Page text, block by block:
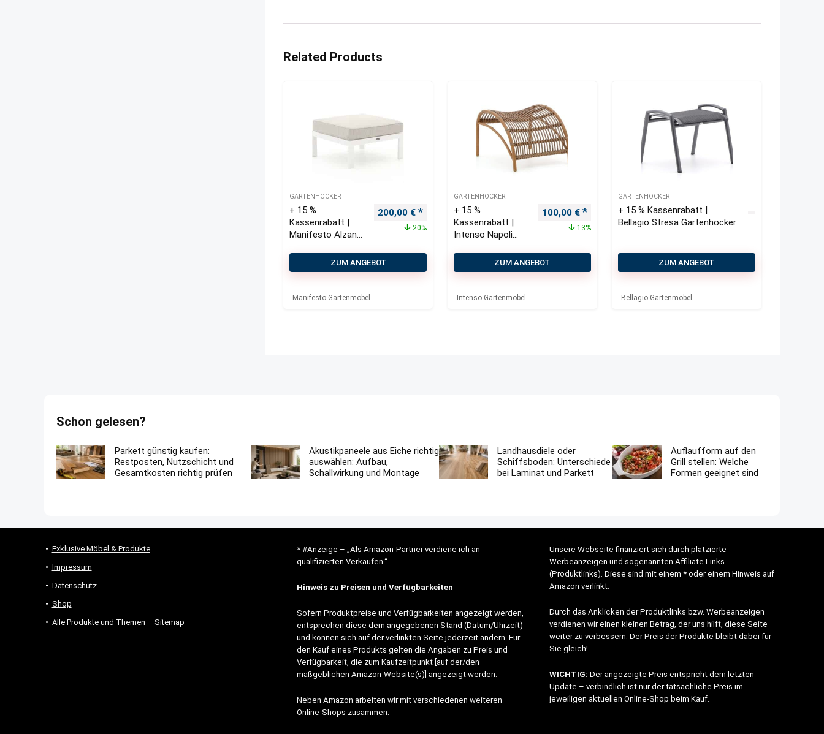
Related Products
GARTENHOCKER
+ 15 %
Kassenrabatt |
Manifesto Alzano
Gartenhocker
78×78 cm
Ursprünglicher Preis war: 250,00 €
200,00 € Aktueller Preis ist: 200,00 €.
20%
ZUM ANGEBOT
Manifesto Gartenmöbel
GARTENHOCKER
+ 15 %
Kassenrabatt |
Intenso Napoli
Gartenhocker
Ursprünglicher Preis war: 115,00 €
100,00 € Aktueller Preis ist: 100,00 €.
13%
ZUM ANGEBOT
Intenso Gartenmöbel
GARTENHOCKER
+ 15 % Kassenrabatt |
Bellagio Stresa Gartenhocker
ZUM ANGEBOT
Bellagio Gartenmöbel
Schon gelesen?
Parkett günstig kaufen:
Restposten, Nutzschicht und
Gesamtkosten richtig prüfen
Akustikpaneele aus Eiche richtig
auswählen: Aufbau,
Schallwirkung und Montage
Landhausdiele oder
Schiffsboden: Unterschiede
bei Laminat und Parkett
Auflaufform auf den
Grill stellen: Welche
Formen geeignet sind
Exklusive Möbel & Produkte
Impressum
Datenschutz
Shop
Alle Produkte und Themen – Sitemap
* #Anzeige – „Als Amazon-Partner verdiene ich an
qualifizierten Verkäufen.“
Hinweis zu Preisen und Verfügbarkeiten
Sofern Produktpreise und Verfügbarkeiten angezeigt werden,
entsprechen diese dem angegebenen Stand (Datum/Uhrzeit)
und können sich auf der verlinkten Seite jederzeit ändern. Für
den Kauf eines Produkts gelten die Angaben zu Preis und
Verfügbarkeit, die zum Kaufzeitpunkt [auf der/den
maßgeblichen Amazon-Website(s)] angezeigt werden.
Neben Amazon arbeiten wir mit verschiedenen weiteren
Online-Shops zusammen.
Unsere Webseite finanziert sich durch platzierte
Werbeanzeigen und sogenannten Affiliate Links
(Produktlinks). Diese sind mit einem * oder einem Hinweis auf
Amazon verlinkt.
Durch das Anklicken der Produktlinks bzw. Werbeanzeigen
verdienen wir einen kleinen Betrag, der uns hilft, diese Seite
weiter zu verbessern. Der Preis der Produkte bleibt dabei für
Sie gleich!
WICHTIG: Der angezeigte Preis entspricht dem letzten
Update – verbindlich ist nur der tatsächliche Preis im
jeweiligen aktuellen Online-Shop beim Kauf.